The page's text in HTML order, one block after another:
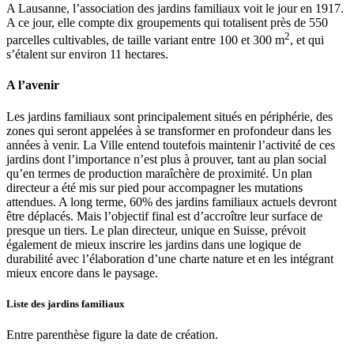
A Lausanne, l’association des jardins familiaux voit le jour en 1917.
A ce jour, elle compte dix groupements qui totalisent près de 550
parcelles cultivables, de taille variant entre 100 et 300 m2, et qui
s’étalent sur environ 11 hectares.
A l’avenir
Les jardins familiaux sont principalement situés en périphérie, des
zones qui seront appelées à se transformer en profondeur dans les
années à venir. La Ville entend toutefois maintenir l’activité de ces
jardins dont l’importance n’est plus à prouver, tant au plan social
qu’en termes de production maraîchère de proximité. Un plan
directeur a été mis sur pied pour accompagner les mutations
attendues. A long terme, 60% des jardins familiaux actuels devront
être déplacés. Mais l’objectif final est d’accroître leur surface de
presque un tiers. Le plan directeur, unique en Suisse, prévoit
également de mieux inscrire les jardins dans une logique de
durabilité avec l’élaboration d’une charte nature et en les intégrant
mieux encore dans le paysage.
Liste des jardins familiaux
Entre parenthèse figure la date de création.